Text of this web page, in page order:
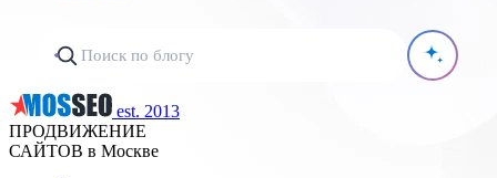
est. 2013
ПРОДВИЖЕНИЕ
САЙТОВ в Москве